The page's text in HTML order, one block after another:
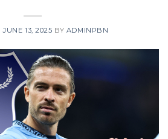
JUNE 13, 2025 BY ADMINPBN